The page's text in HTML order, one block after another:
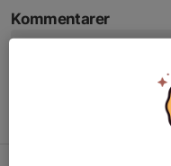
Kommentarer